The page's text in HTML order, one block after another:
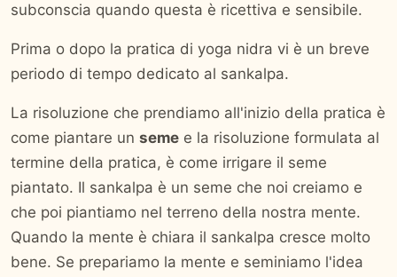
subconscia quando questa è ricettiva e sensibile.
Prima o dopo la pratica di yoga nidra vi è un breve
periodo di tempo dedicato al sankalpa.
La risoluzione che prendiamo all'inizio della pratica è
come piantare un seme e la risoluzione formulata al
termine della pratica, è come irrigare il seme
piantato. Il sankalpa è un seme che noi creiamo e
che poi piantiamo nel terreno della nostra mente.
Quando la mente è chiara il sankalpa cresce molto
bene. Se prepariamo la mente e seminiamo l'idea